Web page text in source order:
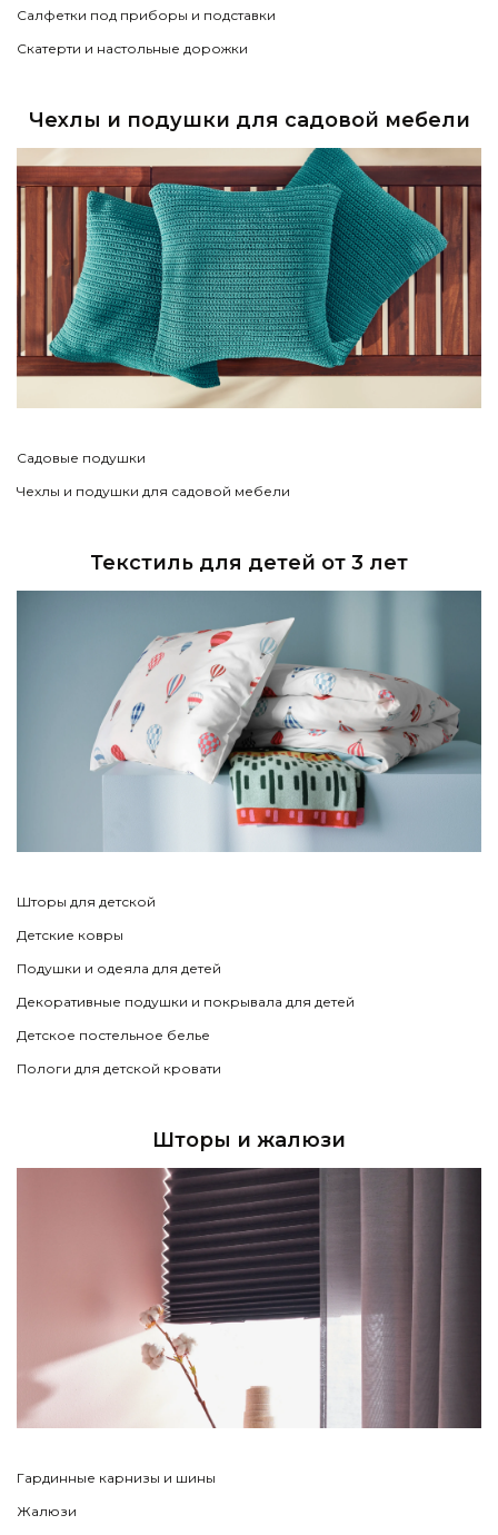
Салфетки под приборы и подставки
Скатерти и настольные дорожки
Чехлы и подушки для садовой мебели
Садовые подушки
Чехлы и подушки для садовой мебели
Текстиль для детей от 3 лет
Шторы для детской
Детские ковры
Подушки и одеяла для детей
Декоративные подушки и покрывала для детей
Детское постельное белье
Пологи для детской кровати
Шторы и жалюзи
Гардинные карнизы и шины
Жалюзи